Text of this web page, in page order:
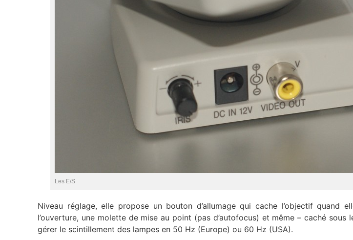
Les E/S
Niveau réglage, elle propose un bouton d’allumage qui cache l’objectif quand
l’ouverture, une molette de mise au point (pas d’autofocus) et même – caché sous
gérer le scintillement des lampes en 50 Hz (Europe) ou 60 Hz (USA).